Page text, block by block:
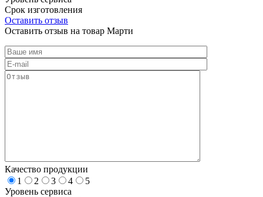
Срок изготовления
Оставить отзыв
Оставить отзыв на товар Марти
Качество продукции
1
2 3 4
5
Уровень сервиса